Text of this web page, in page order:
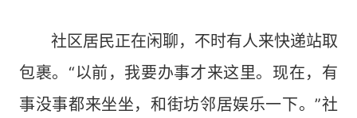
社区居民正在闲聊，不时有人来快递站取
包裹。“以前，我要办事才来这里。现在，有
事没事都来坐坐，和街坊邻居娱乐一下。”社